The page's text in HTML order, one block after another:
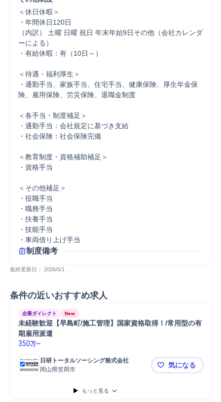
＜休日休暇＞
・年間休日120日
（内訳） 土曜 日曜 祝日 年末年始9日その他（会社カレンダ
ーによる）
・有給休暇：有（10日～）
＜待遇・福利厚生＞
・通勤手当、家族手当、住宅手当、健康保険、厚生年金保
険、雇用保険、労災保険、退職金制度
＜各手当・制度補足＞
・通勤手当：会社規定に基づき支給
・社会保険：社会保険完備
＜教育制度・資格補助補足＞
・資格手当
＜その他補足＞
・役職手当
・職務手当
・扶養手当
・技能手当
・車両借り上げ手当
制度備考
最終更新日： 2026/5/1
条件の近いおすすめ求人
企業ダイレクト New
未経験歓迎【早島町/施工管理】国家資格取得！/常用型の有
期雇用派遣
350万~
日研トータルソーシング株式会社
岡山県笠岡市
未経験歓迎
気になる
もっと見る